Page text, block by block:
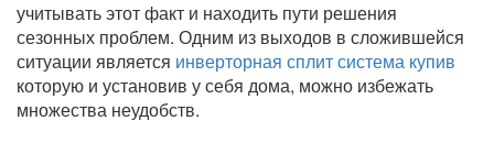
учитывать этот факт и находить пути решения
сезонных проблем. Одним из выходов в сложившейся
ситуации является инверторная сплит система купив
которую и установив у себя дома, можно избежать
множества неудобств.